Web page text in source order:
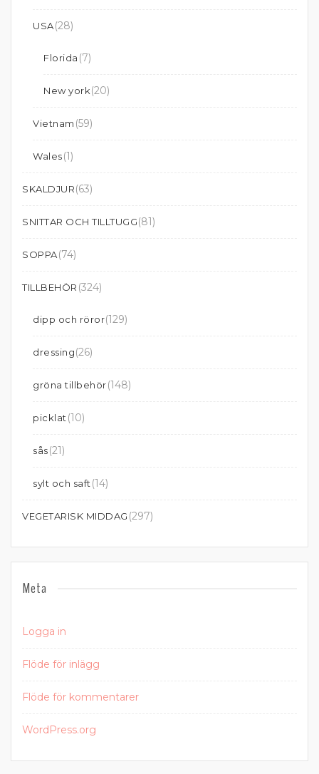
USA(28)
Florida (7)
New york(20)
Vietnam (59)
Wales(1)
SKALDJUR(63)
SNITTAR OCH TILLTUGG(81)
SOPPA(74)
TILLBEHÖR (324)
dipp och röror(129)
dressing(26)
gröna tillbehör(148)
picklat (10)
sås(21)
sylt och saft (14)
VEGETARISK MIDDAG (297)
Meta
Logga in
Flöde för inlägg
Flöde för kommentarer
WordPress.org